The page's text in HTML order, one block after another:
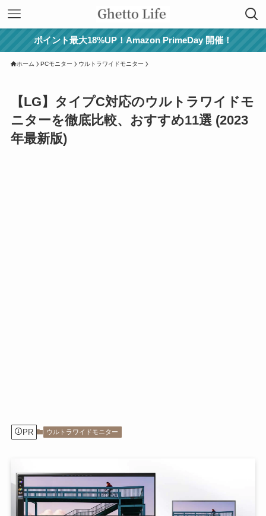
ポイント最大18%UP！Amazon PrimeDay 開催！
ホーム PCモニター ウルトラワイドモニター
【LG】タイプC対応のウルトラワイドモ
ニターを徹底比較、おすすめ11選 (2023
年最新版)
PR ウルトラワイドモニター